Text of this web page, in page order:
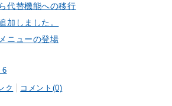
代替機能への移行
加しました。
ニューの登場
6
ク コメント(0)